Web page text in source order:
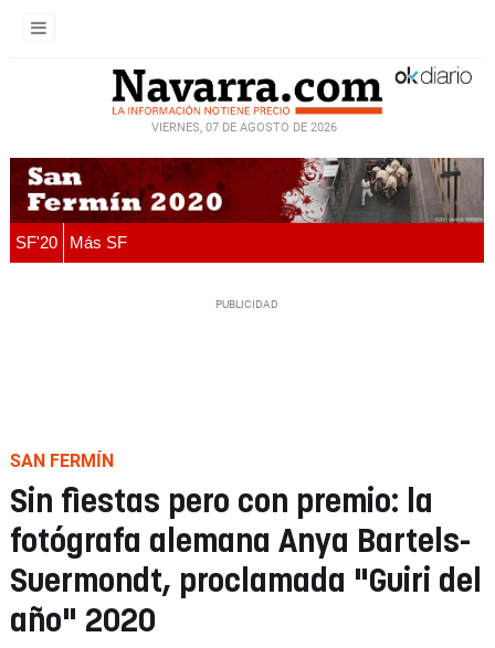
VIERNES, 07 DE AGOSTO DE 2026
SF'20 Más SF
SAN FERMÍN
Sin fiestas pero con premio: la
fotógrafa alemana Anya Bartels-
Suermondt, proclamada "Guiri del
año" 2020